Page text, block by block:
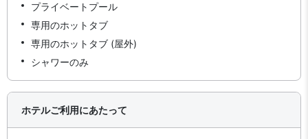
プライベートプール
専用のホットタブ
専用のホットタブ (屋外)
シャワーのみ
ホテルご利用にあたって